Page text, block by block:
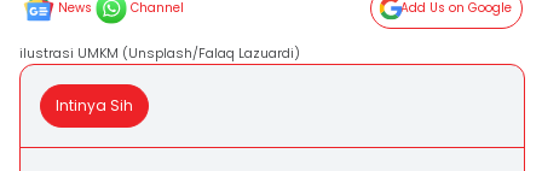
News Channel Add Us on Google
ilustrasi UMKM (Unsplash/Falaq Lazuardi)
Intinya Sih